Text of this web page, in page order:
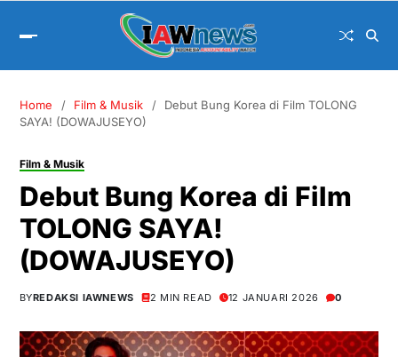
Home Film & Musik
Debut Bung Korea di Film TOLONG
SAYA! (DOWAJUSEYO)
Film & Musik
Debut Bung Korea di Film
TOLONG SAYA!
(DOWAJUSEYO)
BYREDAKSI IAWNEWS 2 MIN READ 12 JANUARI 2026 0